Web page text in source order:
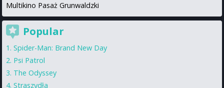
Multikino Pasaż Grunwaldzki
Popular
Spider-Man: Brand New Day
Psi Patrol
The Odyssey
Straszydła